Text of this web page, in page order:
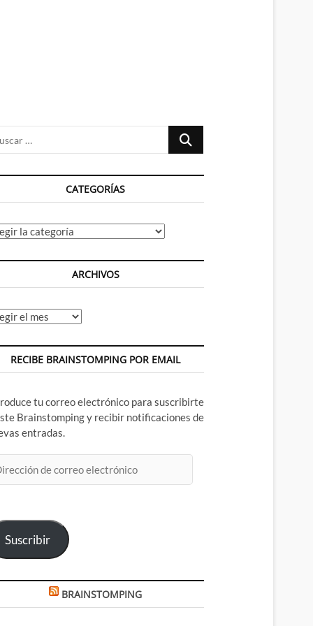
Buscar
CATEGORÍAS
ARCHIVOS
RECIBE BRAINSTOMPING POR EMAIL
tu correo electrónico para suscribirte
Brainstomping y recibir notificaciones de
entradas.
Suscribir
BRAINSTOMPING